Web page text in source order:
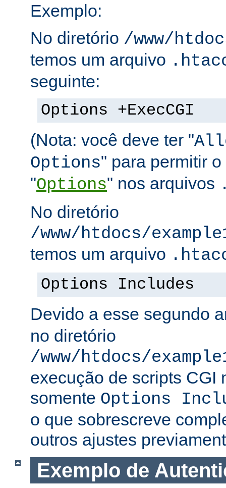
Exemplo:
No diretório /www/
temos um arquivo
seguinte:
Options +ExecCGI
(Nota: você deve ter "
Options" para permitir
"Options" nos arquivos
No diretório
/www/htdocs/
temos um arquivo
Options Includes
Devido a esse segundo
no diretório
/www/htdocs/
execução de scripts CGI
somente Options
o que sobrescreve
outros ajustes
Exemplo de